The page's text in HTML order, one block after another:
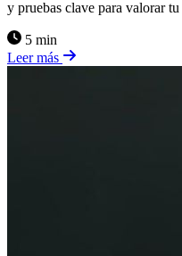
y pruebas clave para valorar
5 min
Leer más